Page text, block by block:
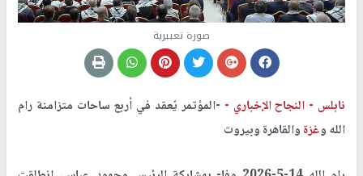
صورة تعبيرية
نابلس - النجاح الإخباري - -المؤتمر يُعقد في أربع ساحات متزامنة رام
الله وغزةوالقاهرة وبيروت